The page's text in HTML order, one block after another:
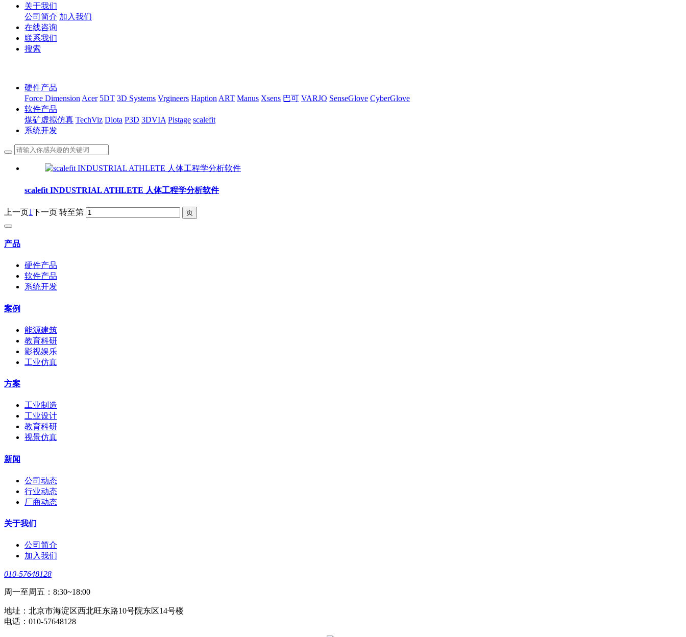
关于我们
公司简介 加入我们
在线咨询
联系我们
搜索
硬件产品
Force Dimension Acer 5DT 3D Systems Vrgineers Haption ART Manus Xsens 巴可 VARJO SenseGlove CyberGlove
软件产品
煤矿虚拟仿真 TechViz Diota P3D 3DVIA Pistage scalefit
系统开发
scalefit INDUSTRIAL ATHLETE 人体工程学分析软件
上一页1下一页 转至第
产品
硬件产品
软件产品
系统开发
案例
能源建筑
教育科研
影视娱乐
工业仿真
方案
工业制造
工业设计
教育科研
视景仿真
新闻
公司动态
行业动态
厂商动态
关于我们
公司简介
加入我们
010-57648128
周一至周五：8:30~18:00
地址：北京市海淀区西北旺东路10号院东区14号楼
电话：010-57648128